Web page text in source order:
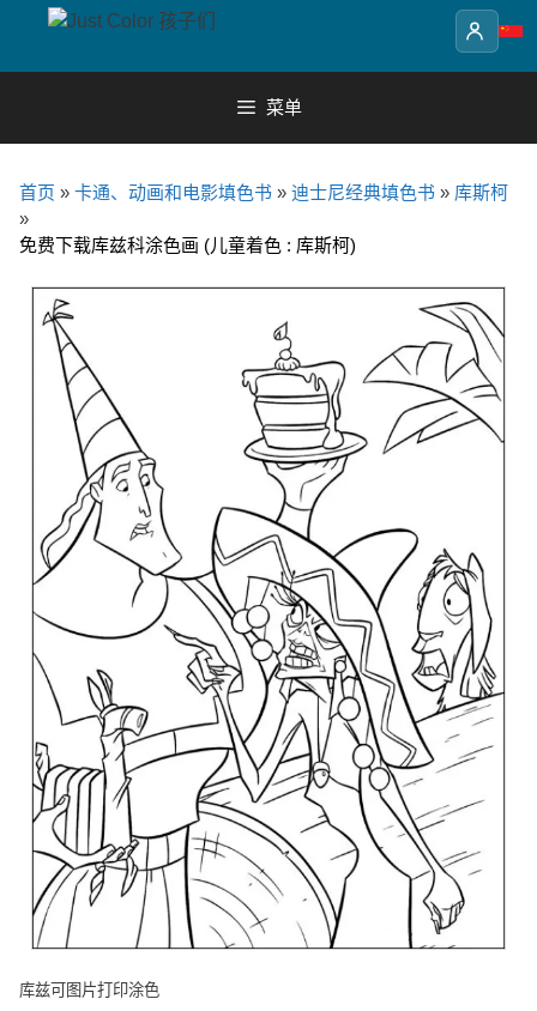
content
菜单
首页 » 卡通、动画和电影填色书 » 迪士尼经典填色书 » 库斯柯
»
免费下载库兹科涂色画 (儿童着色 : 库斯柯)
库兹可图片打印涂色